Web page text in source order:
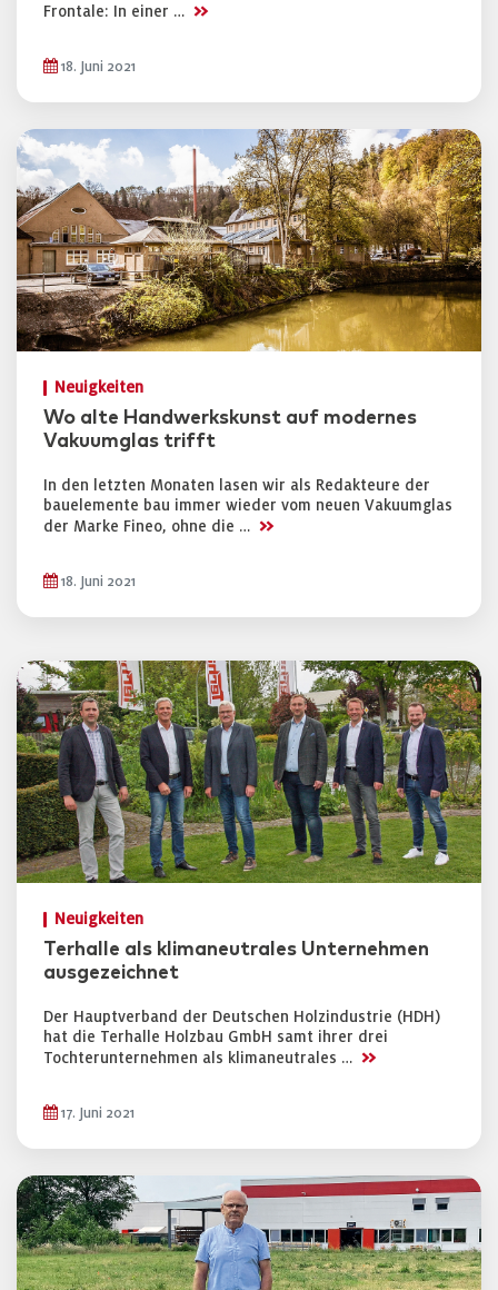
Frontale: In einer … >>
18. Juni 2021
Neuigkeiten
Wo alte Handwerkskunst auf modernes
Vakuumglas trifft
In den letzten Monaten lasen wir als Redakteure der
bauelemente bau immer wieder vom neuen Vakuumglas
der Marke Fineo, ohne die … >>
18. Juni 2021
Neuigkeiten
Terhalle als klimaneutrales Unternehmen
ausgezeichnet
Der Hauptverband der Deutschen Holzindustrie (HDH)
hat die Terhalle Holzbau GmbH samt ihrer drei
Tochterunternehmen als klimaneutrales … >>
17. Juni 2021